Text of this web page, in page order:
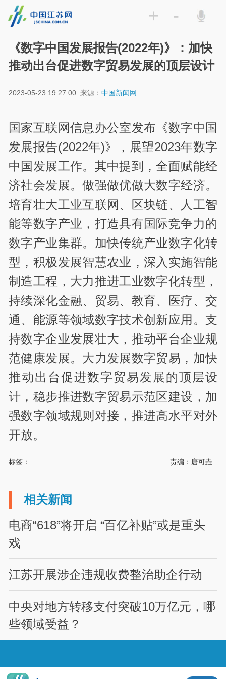
+ -
《数字中国发展报告(2022年)》：加快
推动出台促进数字贸易发展的顶层设计
2023-05-23 19:27:00 来源：中国新闻网
国家互联网信息办公室发布《数字中国
发展报告(2022年)》，展望2023年数字
中国发展工作。其中提到，全面赋能经
济社会发展。做强做优做大数字经济。
培育壮大工业互联网、区块链、人工智
能等数字产业，打造具有国际竞争力的
数字产业集群。加快传统产业数字化转
型，积极发展智慧农业，深入实施智能
制造工程，大力推进工业数字化转型，
持续深化金融、贸易、教育、医疗、交
通、能源等领域数字技术创新应用。支
持数字企业发展壮大，推动平台企业规
范健康发展。大力发展数字贸易，加快
推动出台促进数字贸易发展的顶层设
计，稳步推进数字贸易示范区建设，加
强数字领域规则对接，推进高水平对外
开放。
标签： 责编：唐可垚
相关新闻
电商“618”将开启 “百亿补贴”或是重头
戏
江苏开展涉企违规收费整治助企行动
中央对地方转移支付突破10万亿元，哪
些领域受益？